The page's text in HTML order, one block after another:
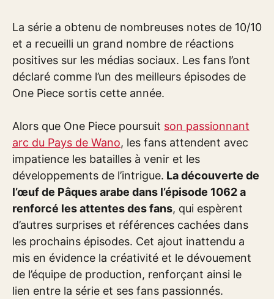
La série a obtenu de nombreuses notes de 10/10
et a recueilli un grand nombre de réactions
positives sur les médias sociaux. Les fans l’ont
déclaré comme l’un des meilleurs épisodes de
One Piece sortis cette année.
Alors que One Piece poursuit son passionnant
arc du Pays de Wano, les fans attendent avec
impatience les batailles à venir et les
développements de l’intrigue. La découverte de
l’œuf de Pâques arabe dans l’épisode 1062 a
renforcé les attentes des fans, qui espèrent
d’autres surprises et références cachées dans
les prochains épisodes. Cet ajout inattendu a
mis en évidence la créativité et le dévouement
de l’équipe de production, renforçant ainsi le
lien entre la série et ses fans passionnés.